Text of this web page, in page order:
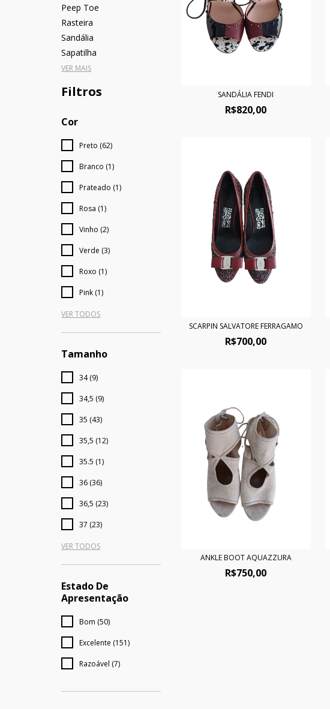
Peep Toe
Rasteira
Sandália
Sapatilha
VER MAIS
Filtros
Cor
Preto (62)
Branco (1)
Prateado (1)
Rosa (1)
Vinho (2)
Verde (3)
Roxo (1)
Pink (1)
VER TODOS
Tamanho
34 (9)
34,5 (9)
35 (43)
35,5 (12)
35.5 (1)
36 (36)
36,5 (23)
37 (23)
VER TODOS
Estado De
Apresentação
Bom (50)
Excelente (151)
Razoável (7)
SANDÁLIA FENDI
R$820,00
SCARPIN SALVATORE FERRAGAMO
R$700,00
ANKLE BOOT AQUAZZURA
R$750,00